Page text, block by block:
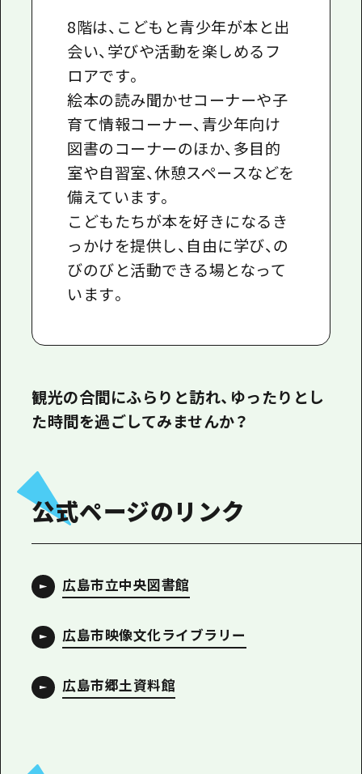
8階は、こどもと青少年が本と出
会い、学びや活動を楽しめるフ
ロアです。
絵本の読み聞かせコーナーや子
育て情報コーナー、青少年向け
図書のコーナーのほか、多目的
室や自習室、休憩スペースなどを
備えています。
こどもたちが本を好きになるき
っかけを提供し、自由に学び、の
びのびと活動できる場となって
います。
観光の合間にふらりと訪れ、ゆったりとし
た時間を過ごしてみませんか？
公式ページのリンク
広島市立中央図書館
広島市映像文化ライブラリー
広島市郷土資料館